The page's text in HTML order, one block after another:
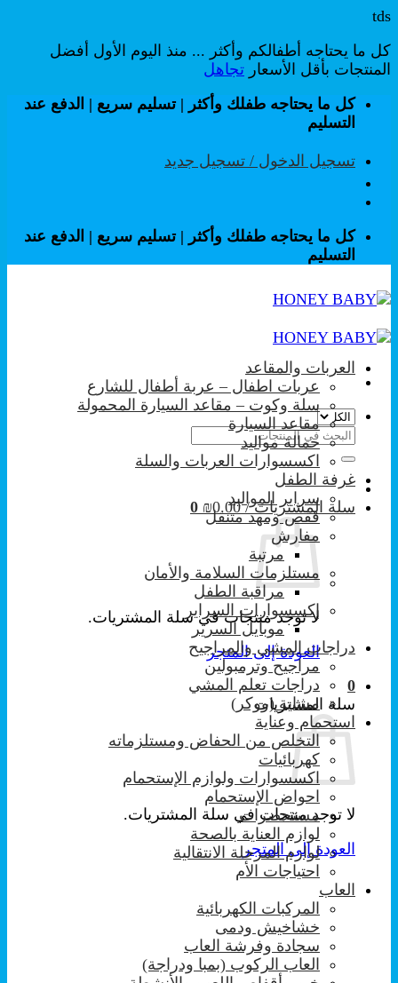
tds
كل ما يحتاجه أطفالكم وأكثر ... منذ اليوم الأول أفضل
المنتجات بأقل الأسعار تجاهل
تخطي
للمحتوى
كل ما يحتاجه طفلك وأكثر | تسليم سريع | الدفع عند
التسليم
تسجيل الدخول / تسجيل جديد
كل ما يحتاجه طفلك وأكثر | تسليم سريع | الدفع عند
التسليم
البحث
عن:
سلة المشتريات / ₪0.00
0
لا توجد منتجات في سلة المشتريات.
العودة إلى المتجر
0
سلة المشتريات
لا توجد منتجات في سلة المشتريات.
العودة إلى المتجر
العربات والمقاعد
عربات اطفال – عربة أطفال للشارع
سلة وكوت – مقاعد السيارة المحمولة
مقاعد السيارة
حمالة مواليد
اكسسوارات العربات والسلة
غرفة الطفل
سراير المواليد
قفص ومهد متنقل
مفارش
مرتبة
مستلزمات السلامة والأمان
مراقبة الطفل
إكسسوارات السراير
موبايل السرير
دراجات المشي والمراجيح
مراجيح وترمبولين
دراجات تعلم المشي
مشاية (ووكر)
استحمام وعناية
التخلص من الحفاض ومستلزماته
كهربائيات
اكسسوارات ولوازم الإستحمام
احواض الإستحمام
مستحضرات
لوازم العناية بالصحة
لوازم المرحلة الانتقالية
احتياجات الأم
العاب
المركبات الكهربائية
خشاخيش ودمى
سجادة وفرشة العاب
العاب الركوب (بمبا ودراجة)